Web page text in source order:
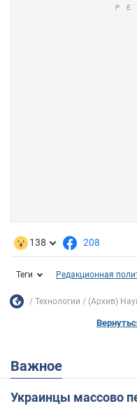
138 208
Теги Редакционная
Технологии (Архив)
Важное
Украинцы массово